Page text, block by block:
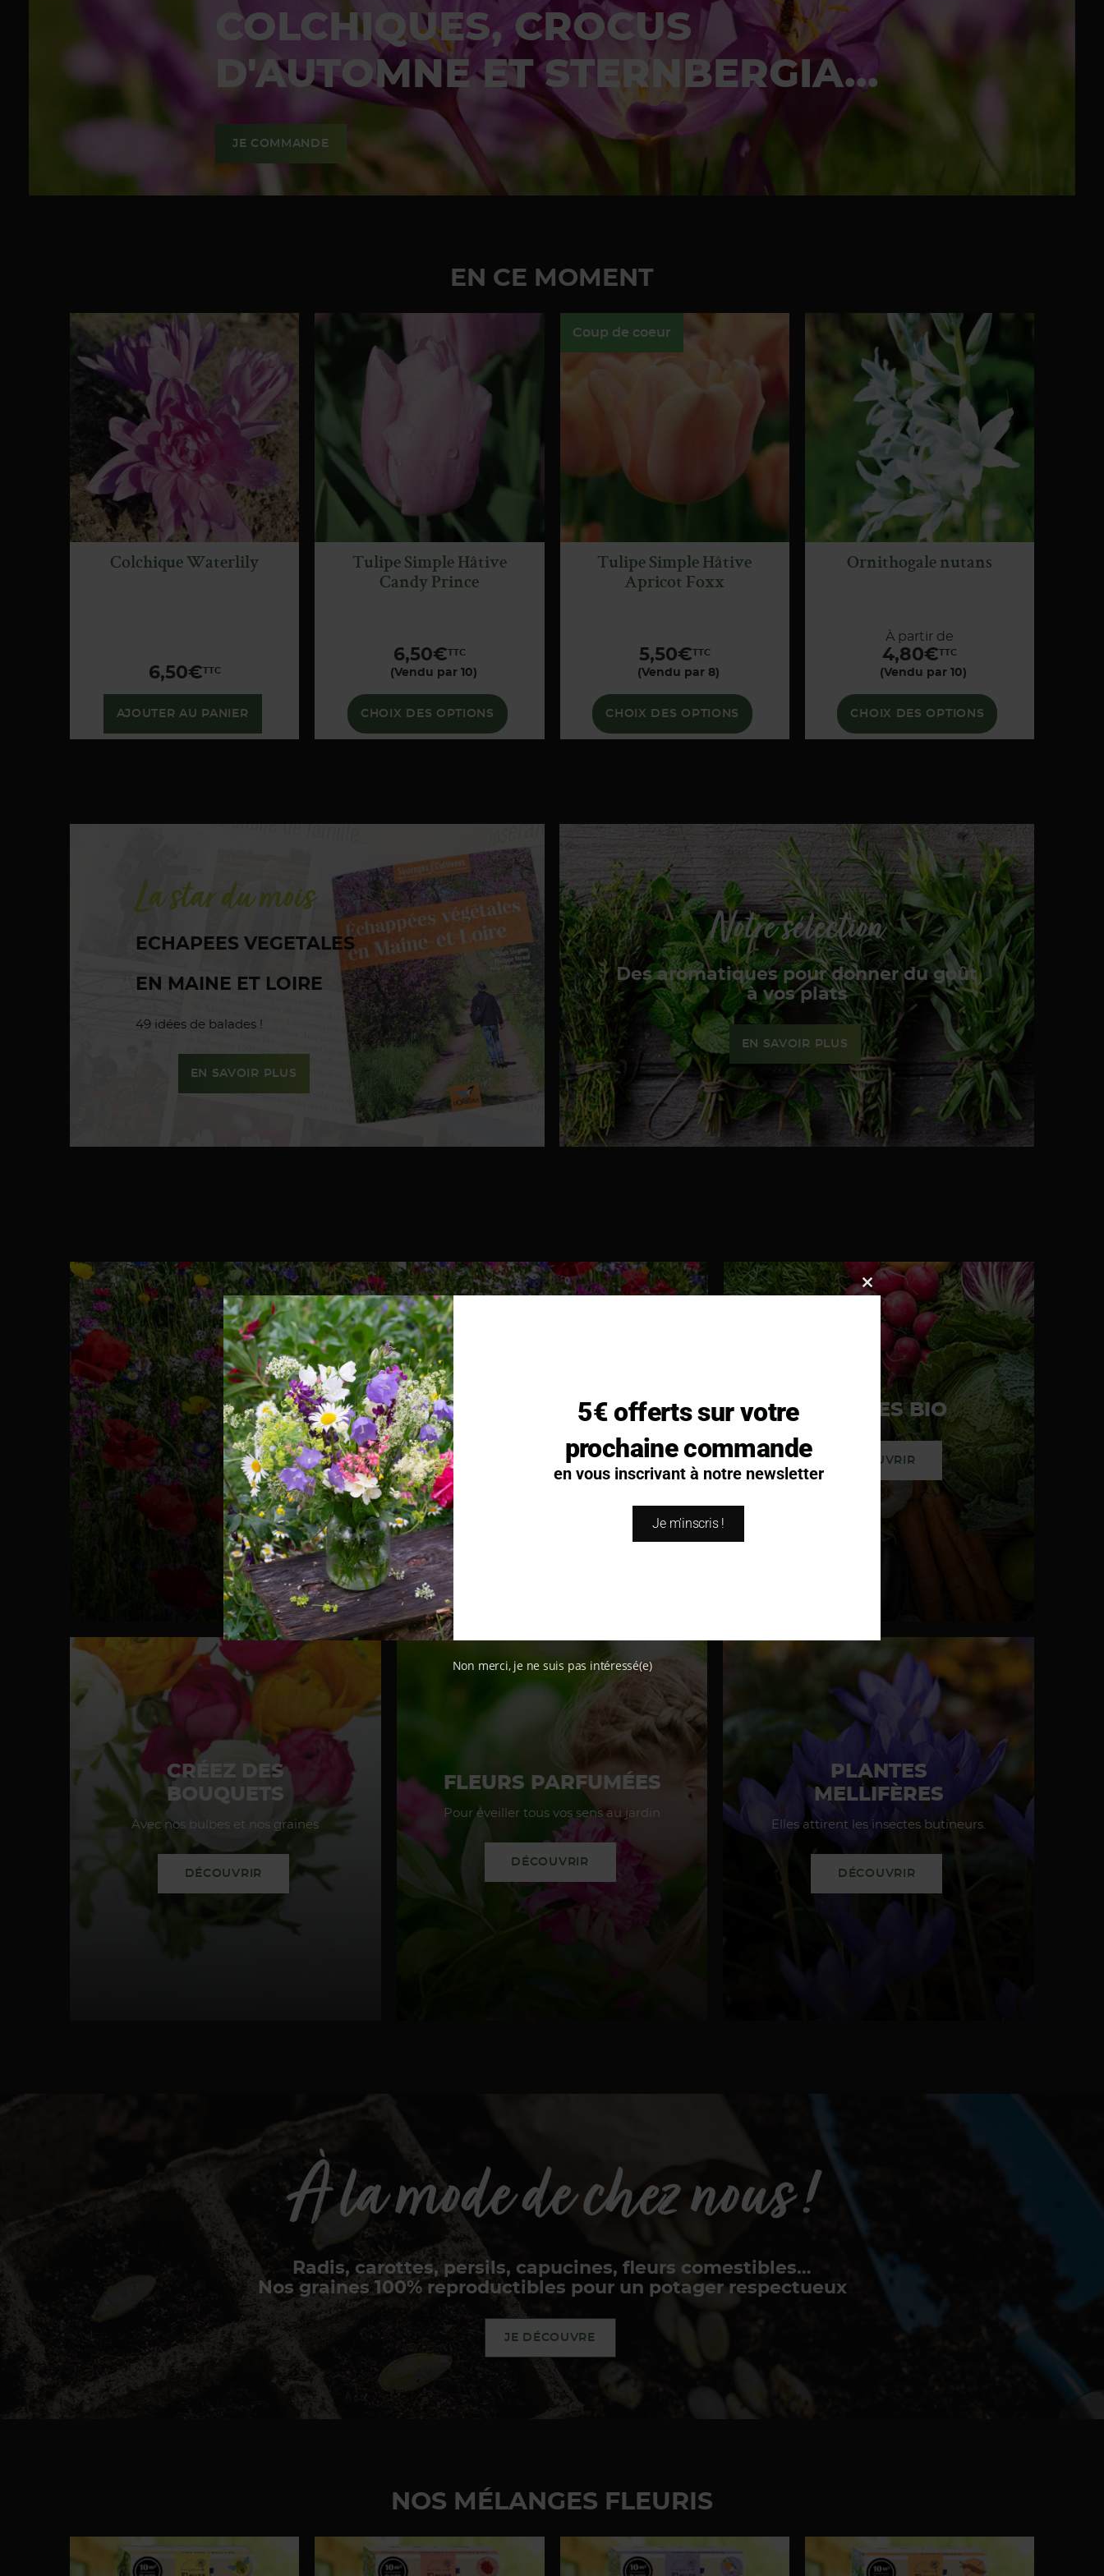
PLANTER TULIPES, NARCISSES,
JACINTHES, ALLIUMS.....
J'EN PROFITE
EN CE MOMENT
Colchique Waterlily
6,50€ TTC
AJOUTER AU PANIER
APERÇU
RAPIDE
Tulipe Simple Hâtive
Candy Prince
6,50€ TTC
(Vendu par 10)
CHOIX DES OPTIONS
Coup de coeur
Tulipe Simple Hâtive
Apricot Foxx
5,50€ TTC
(Vendu par 8)
CHOIX DES OPTIONS
Ornithogale nutans
À partir de
4,80€ TTC
(Vendu par 10)
CHOIX DES OPTIONS
APERÇU
RAPIDE
La star du mois
ECHAPEES VEGETALES
EN MAINE ET LOIRE
49 idées de balades !
EN SAVOIR PLUS
Notre sélection
Des aromatiques pour donner du goût
à vos plats
EN SAVOIR PLUS
LES GRAINES DE FLEURS
Cosmos, pavot, capucine, œillet...
DÉCOUVRIR
GRAINES BIO
DÉCOUVRIR
CRÉEZ DES
BOUQUETS
Avec nos bulbes et nos graines
DÉCOUVRIR
FLEURS PARFUMÉES
Pour éveiller tous vos sens au jardin
DÉCOUVRIR
PLANTES
MELLIFÈRES
Elles attirent les insectes butineurs.
DÉCOUVRIR
À la mode de chez nous !
Radis, carottes, persils, capucines, fleurs comestibles…
Nos graines 100% reproductibles pour un potager respectueux
JE DÉCOUVRE
NOS MÉLANGES FLEURIS
Close
this
module
5€ offerts sur votre
prochaine commande
en vous inscrivant à notre newsletter
Je m'inscris !
Non merci, je ne suis pas intéressé(e)